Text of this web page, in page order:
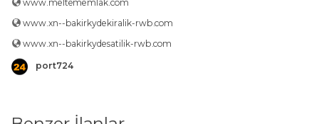
www.meltememlak.com
www.xn--bakirkydekiralik-rwb.com
www.xn--bakirkydesatilik-rwb.com
port724